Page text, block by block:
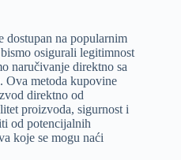
dostupan na popularnim
osigurali legitimnost
naručivanje direktno sa
Ova metoda kupovine
direktno od
proizvoda, sigurnost i
od potencijalnih
koje se mogu naći